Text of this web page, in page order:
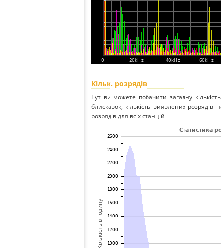
Кільк. розрядів
Тут ви можете побачити загалну
блискавок, кількість виявлених розрядів
розрядів для всіх станцій